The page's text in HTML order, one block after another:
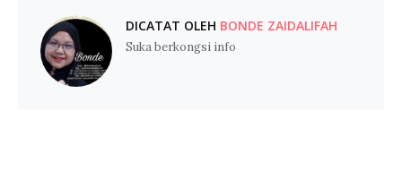
DICATAT OLEH BONDE ZAIDALIFAH
Suka berkongsi info